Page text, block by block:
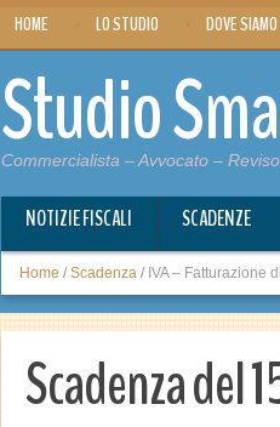
HOME LO STUDIO DOVE SIAMO
Studio
Commercialista – Avvocato –
NOTIZIE FISCALI SCADENZE
Home / Scadenza / IVA – Fatturazione
Scadenza del